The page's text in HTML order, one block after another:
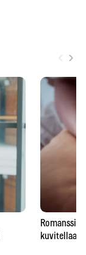
›
kuvitellaan